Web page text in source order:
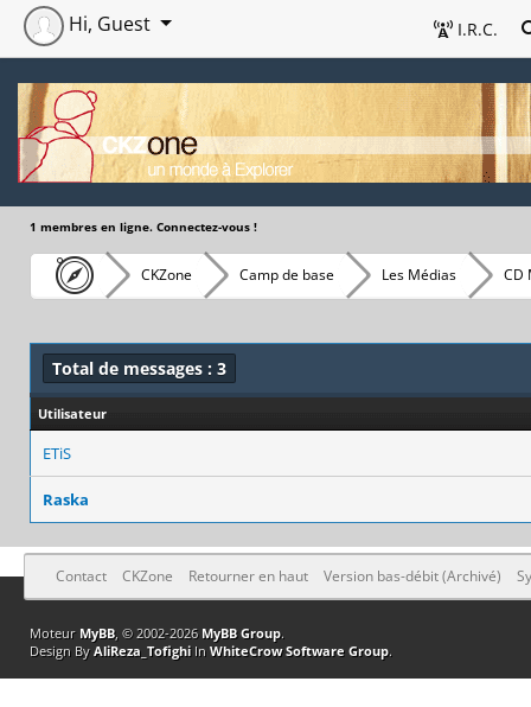
I.R.C.
Hi, Guest
1 membres en ligne. Connectez-vous !
CKZone Camp de base Les Médias CD
Total de messages : 3
Utilisateur
ETiS
Raska
Contact CKZone Retourner en haut Version bas-débit (Archivé)
Moteur MyBB, © 2002-2026 MyBB Group.
Design By AliReza_TofighiIn WhiteCrow Software Group.